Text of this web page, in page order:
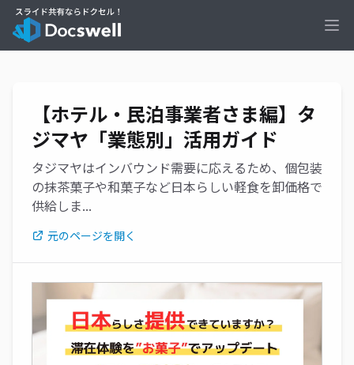
【ホテル・民泊事業者さま編】タ
ジマヤ「業態別」活用ガイド
タジマヤはインバウンド需要に応えるため、個包装
の抹茶菓子や和菓子など日本らしい軽食を卸価格で
供給しま...
元のページを開く